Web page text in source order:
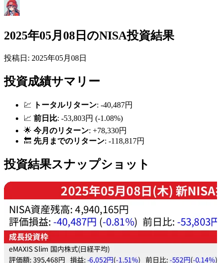
2025年05月08日のNISA投資結果
投稿日: 2025年05月08日
投資成績サマリー
💹 トータルリターン: -40,487円
📈 前日比: -53,803円 (-1.08%)
🌟 今月のリターン: +78,330円
🔙 先月までのリターン: -118,817円
投資結果スナップショット